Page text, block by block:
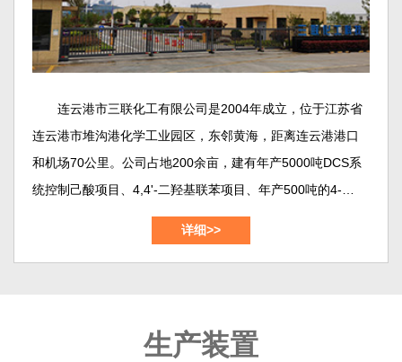
连云港市三联化工有限公司是2004年成立，位于江苏省
连云港市堆沟港化学工业园区，东邻黄海，距离连云港港口
和机场70公里。公司占地200余亩，建有年产5000吨DCS系
统控制己酸项目、4,4'-二羟基联苯项目、年产500吨的4-羟基
联苯项目、年产1500吨的1,2-苯并异噻唑啉-3-酮（BIT）项
目，年产700吨的3,5-二氯苯甲酰氯项目，年产1000吨间苯二
详细>>
生产装置